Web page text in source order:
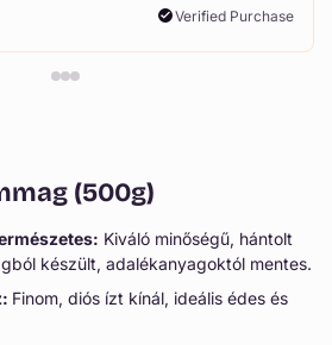
Verified Purchase
(500g)
Kiváló minőségű, hántolt
készült, adalékanyagoktól mentes.
Finom, diós ízt kínál, ideális édes és